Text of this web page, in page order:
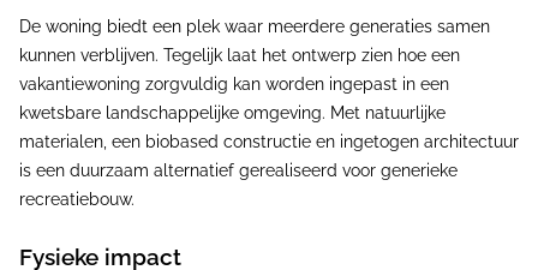
De woning biedt een plek waar meerdere generaties samen
kunnen verblijven. Tegelijk laat het ontwerp zien hoe een
vakantiewoning zorgvuldig kan worden ingepast in een
kwetsbare landschappelijke omgeving. Met natuurlijke
materialen, een biobased constructie en ingetogen architectuur
is een duurzaam alternatief gerealiseerd voor generieke
recreatiebouw.
Fysieke impact